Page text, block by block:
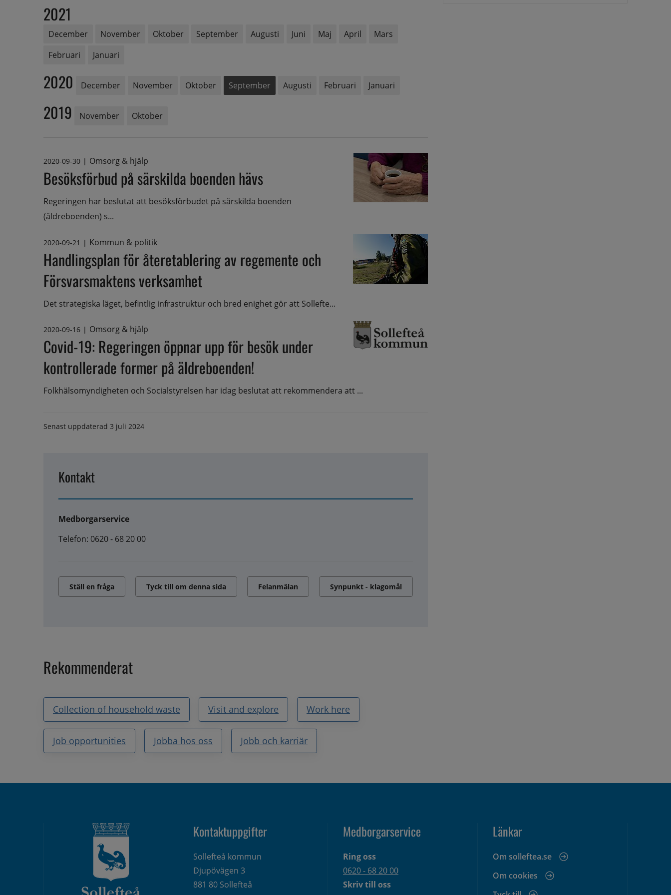
2021
December November Oktober September Augusti Juni Maj April
Mars
Februari
Januari
2020 December November Oktober September Augusti Februari Januari
2019 November Oktober
2020-09-30 | Omsorg & hjälp
Besöksförbud på särskilda boenden hävs
Regeringen har beslutat att besöksförbudet på särskilda boenden
(äldreboenden) s...
2020-09-21 | Kommun & politik
Handlingsplan för återetablering av regemente och
Försvarsmaktens verksamhet
Det strategiska läget, befintlig infrastruktur och bred enighet gör att Sollefte...
2020-09-16 | Omsorg & hjälp
Covid-19: Regeringen öppnar upp för besök under
kontrollerade former på äldreboenden!
Folkhälsomyndigheten och Socialstyrelsen har idag beslutat att rekommendera att ...
Senast uppdaterad 3 juli 2024
Kontakt
Medborgarservice
Telefon: 0620 - 68 20 00
Ställ en fråga Tyck till om denna sida Felanmälan Synpunkt - klagomål
Rekommenderat
Collection of household waste Visit and explore Work here
Job opportunities Jobba hos oss Jobb och karriär
Kontaktuppgifter
Sollefteå kommun
Djupövägen 3
881 80 Sollefteå
Medborgarservice
Ring oss
0620 - 68 20 00
Skriv till oss
Länkar
Om solleftea.se
Om cookies